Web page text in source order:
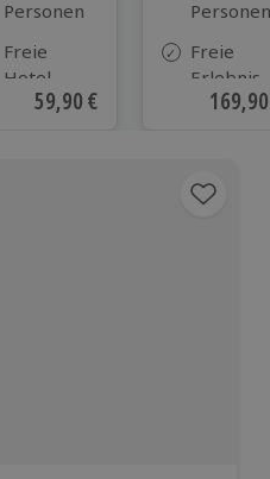
Personen
Freie
Hotel-
Auswahl
Aktueller Preis
59,90 €
Personen
Freie
Erlebnis-
Auswahl